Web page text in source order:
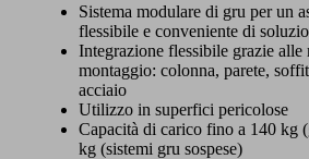
Sistema modulare di gru per un
flessibile e conveniente di
Integrazione flessibile grazie
montaggio: colonna, parete,
acciaio
Utilizzo in superfici pericolose
Capacità di carico fino a 140 kg
kg (sistemi gru sospese)